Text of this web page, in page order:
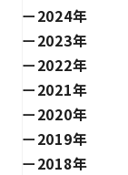
2024年
2023年
2022年
2021年
2020年
2019年
2018年